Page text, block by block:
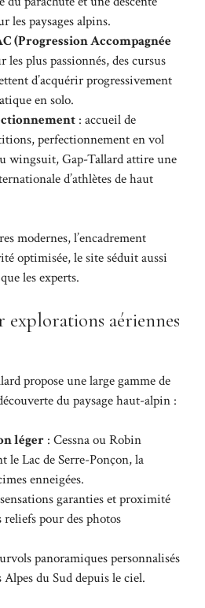
les paysages alpins.
(Progression Accompagnée
les plus passionnés, des cursus
d’acquérir progressivement
en solo.
: accueil de
perfectionnement en vol
wingsuit, Gap-Tallard attire une
d’athlètes de haut
modernes, l’encadrement
optimisée, le site séduit aussi
les experts.
explorations aériennes
propose une large gamme de
du paysage haut-alpin :
léger : Cessna ou Robin
le Lac de Serre-Ponçon, la
enneigées.
garanties et proximité
reliefs pour des photos
panoramiques personnalisés
du Sud depuis le ciel.